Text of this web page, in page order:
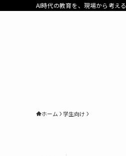
AI時代の教育を、現場から考える
ホーム 学生向け